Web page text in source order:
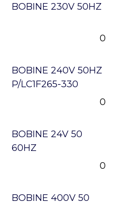
BOBINE 230V 50HZ
0
BOBINE 240V 50HZ
P/LC1F265-330
0
BOBINE 24V 50
60HZ
0
BOBINE 400V 50